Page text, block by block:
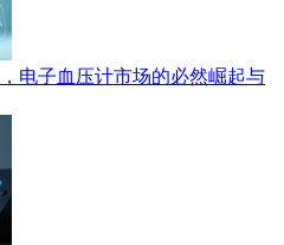
电子血压计市场的必然崛起与